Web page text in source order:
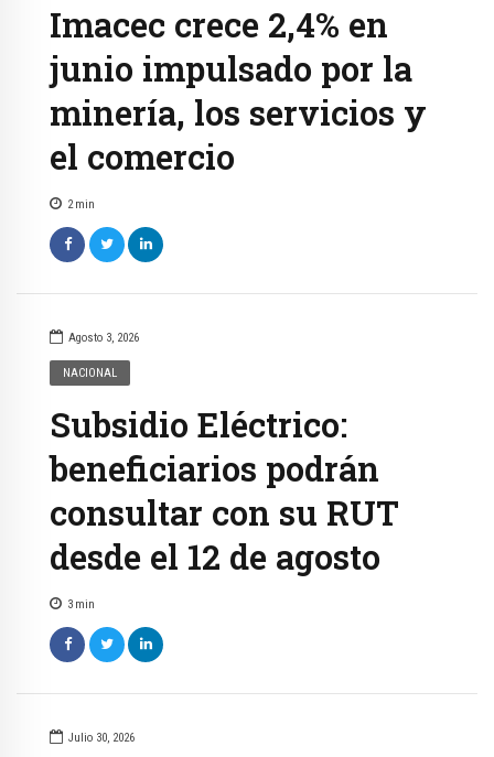
Imacec crece 2,4% en
junio impulsado por la
minería, los servicios y
el comercio
2 min
Agosto 3, 2026
NACIONAL
Subsidio Eléctrico:
beneficiarios podrán
consultar con su RUT
desde el 12 de agosto
3 min
Julio 30, 2026